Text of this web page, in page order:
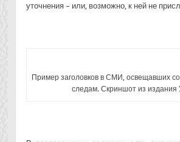
уточнения – или, возможно, к ней не
Пример заголовков в СМИ, освещавших
следам. Скриншот из издания